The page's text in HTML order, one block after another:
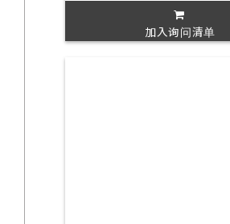
加入询问清单